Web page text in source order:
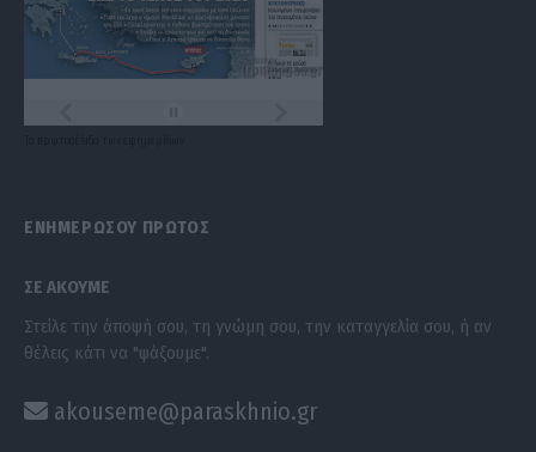
ΕΝΗΜΕΡΩΣΟΥ ΠΡΩΤΟΣ
ΣΕ ΑΚΟΥΜΕ
Στείλε την άποψή σου, τη γνώμη σου, την καταγγελία σου, ή αν
θέλεις κάτι να "ψάξουμε".
akouseme@paraskhnio.gr